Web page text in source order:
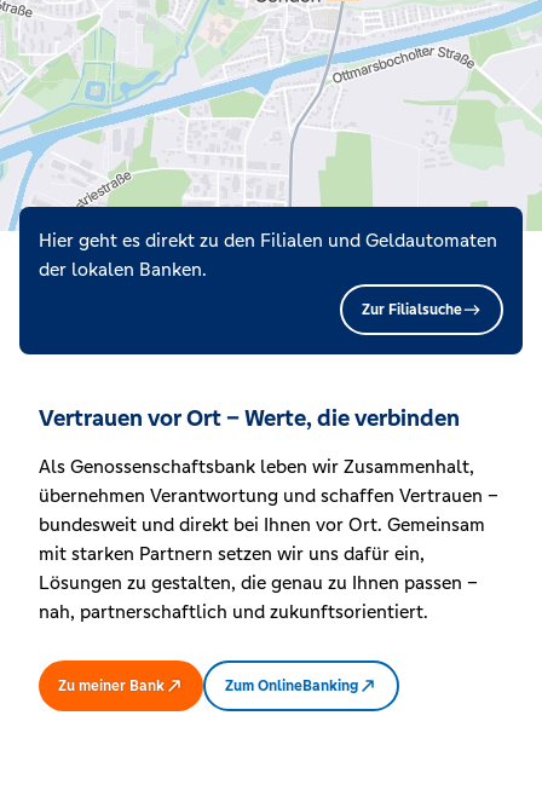
Hier geht es direkt zu den Filialen und Geldautomaten
der lokalen Banken.
Zur Filialsuche
Vertrauen vor Ort – Werte, die verbinden
Als Genossenschaftsbank leben wir Zusammenhalt,
übernehmen Verantwortung und schaffen Vertrauen –
bundesweit und direkt bei Ihnen vor Ort. Gemeinsam
mit starken Partnern setzen wir uns dafür ein,
Lösungen zu gestalten, die genau zu Ihnen passen –
nah, partnerschaftlich und zukunftsorientiert.
Zu meiner Bank Zum OnlineBanking